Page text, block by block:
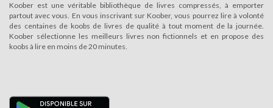
Koober est une véritable bibliothèque de livres compressés, à emporter
partout avec vous. En vous inscrivant sur Koober, vous pourrez lire à volonté
des centaines de koobs de livres de qualité à tout moment de la journée.
Koober sélectionne les meilleurs livres non fictionnels et en propose des
koobs à lire en moins de 20 minutes.